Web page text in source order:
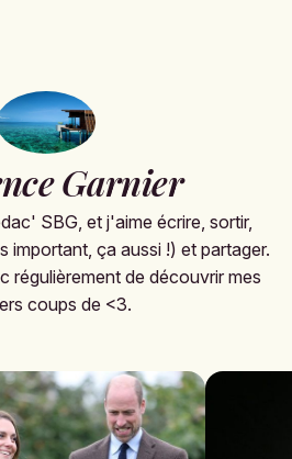
Garnier
SBG, et j'aime écrire, sortir,
important, ça aussi !) et partager.
régulièrement de découvrir mes
coups de <3.